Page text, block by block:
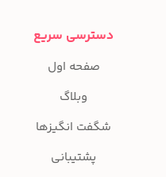
دسترسی سریع
صفحه اول
وبلاگ
شگفت انگیزها
پشتیبانی